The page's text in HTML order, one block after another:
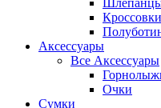
Кроссовки
Аксессуары
Все Аксессуары
Очки
Сумки